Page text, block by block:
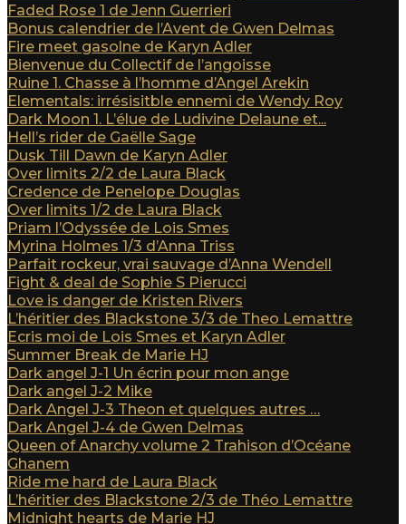
Faded Rose 1 de Jenn Guerrieri
Bonus calendrier de l’Avent de Gwen Delmas
Fire meet gasolne de Karyn Adler
Bienvenue du Collectif de l’angoisse
Ruine 1. Chasse à l’homme d’Angel Arekin
Elementals: irrésisitble ennemi de Wendy Roy
Dark Moon 1. L’élue de Ludivine Delaune et...
Hell’s rider de Gaëlle Sage
Dusk Till Dawn de Karyn Adler
Over limits 2/2 de Laura Black
Credence de Penelope Douglas
Over limits 1/2 de Laura Black
Priam l’Odyssée de Lois Smes
Myrina Holmes 1/3 d’Anna Triss
Parfait rockeur, vrai sauvage d’Anna Wendell
Fight & deal de Sophie S Pierucci
Love is danger de Kristen Rivers
L’héritier des Blackstone 3/3 de Theo Lemattre
Ecris moi de Lois Smes et Karyn Adler
Summer Break de Marie HJ
Dark angel J-1 Un écrin pour mon ange
Dark angel J-2 Mike
Dark Angel J-3 Theon et quelques autres …
Dark Angel J-4 de Gwen Delmas
Queen of Anarchy volume 2 Trahison d’Océane
Ghanem
Ride me hard de Laura Black
L’héritier des Blackstone 2/3 de Théo Lemattre
Midnight hearts de Marie HJ